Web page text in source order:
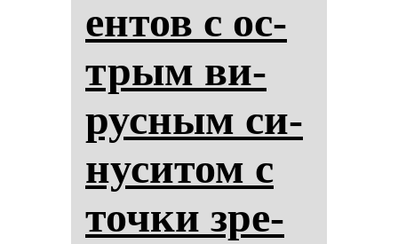
ен­тов с ос­
трым ви­
рус­ным си­
ну­си­том с
точ­ки зре­